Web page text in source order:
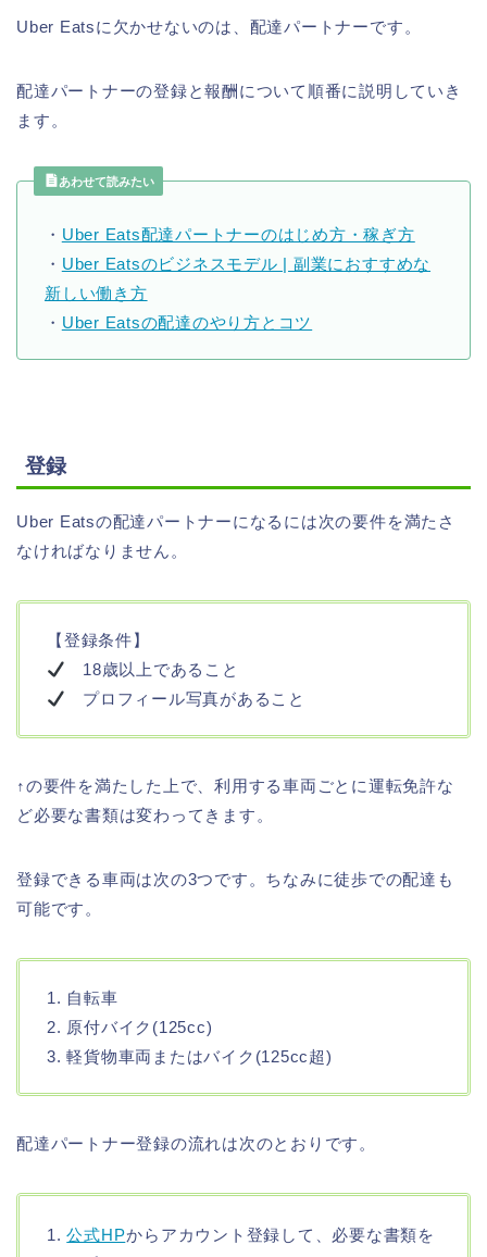
Uber Eatsに欠かせないのは、配達パートナーです。
配達パートナーの登録と報酬について順番に説明していき
ます。
あわせて読みたい
・ Uber Eats配達パートナーのはじめ方・稼ぎ方
・ Uber Eatsのビジネスモデル | 副業におすすめな
新しい働き方
・ Uber Eatsの配達のやり方とコツ
登録
Uber Eatsの配達パートナーになるには次の要件を満たさ
なければなりません。
【登録条件】
18歳以上であること
プロフィール写真があること
↑の要件を満たした上で、利用する車両ごとに運転免許な
ど必要な書類は変わってきます。
登録できる車両は次の3つです。ちなみに徒歩での配達も
可能です。
1. 自転車
2. 原付バイク(125cc)
3. 軽貨物車両またはバイク(125cc超)
配達パートナー登録の流れは次のとおりです。
1.公式HPからアカウント登録して、必要な書類を